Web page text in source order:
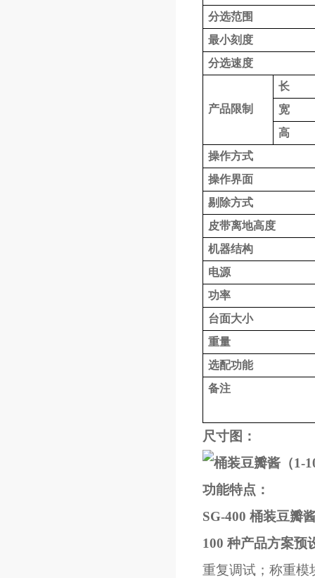
分选范围
最小刻度
分选速度
产品限制
长
宽
高
操作方式
操作界面
剔除方式
皮带离地高度
机器结构
电源
功率
台面大小
重量
选配功能
备注
尺寸图：
功能特点：
SG-400 桶装豆瓣
100 种产品方案预
重复调试；称重模